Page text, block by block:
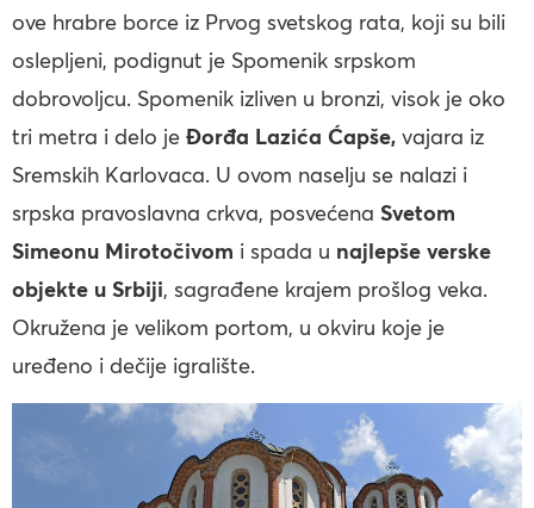
ove hrabre borce iz Prvog svetskog rata, koji su bili
oslepljeni, podignut je Spomenik srpskom
dobrovoljcu. Spomenik izliven u bronzi, visok je oko
tri metra i delo je Đorđa Lazića Ćapše, vajara iz
Sremskih Karlovaca. U ovom naselju se nalazi i
srpska pravoslavna crkva, posvećena Svetom
Simeonu Mirotočivom i spada u najlepše verske
objekte u Srbiji, sagrađene krajem prošlog veka.
Okružena je velikom portom, u okviru koje je
uređeno i dečije igralište.